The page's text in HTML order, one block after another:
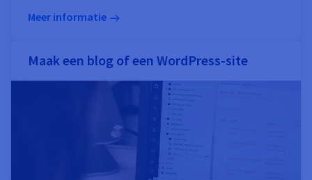
Meer informatie
Maak een blog of een WordPress-site